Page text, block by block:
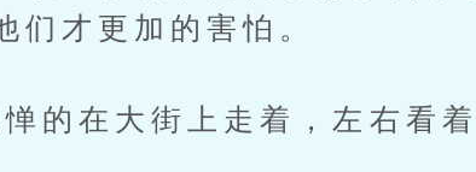
们才更加的害怕。
的在大街上走着，左右看着